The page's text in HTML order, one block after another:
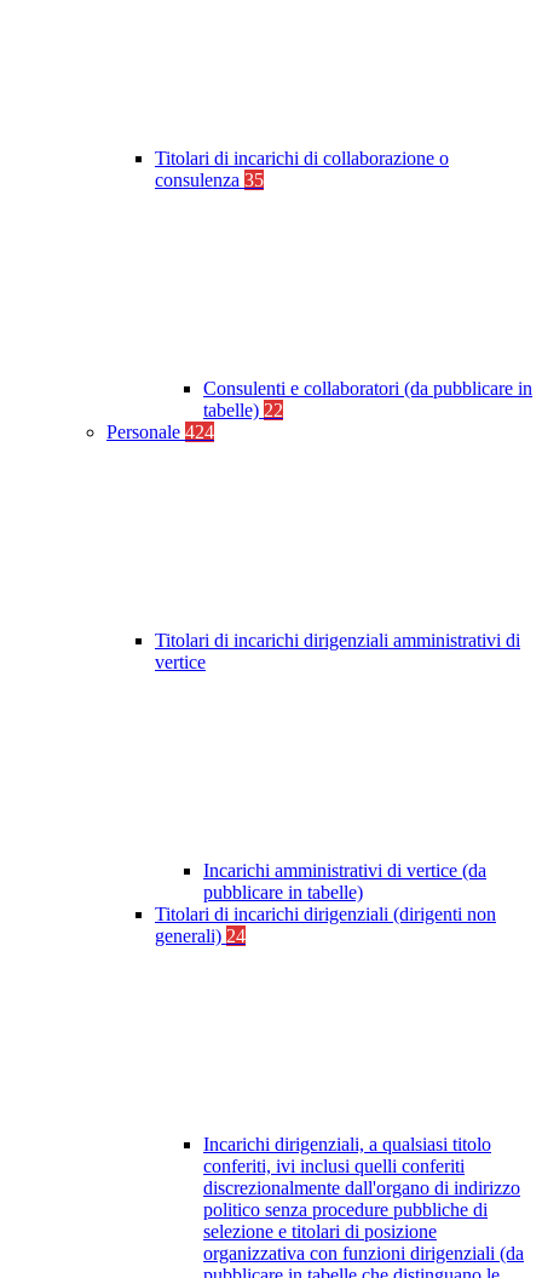
Titolari di incarichi di collaborazione o
consulenza 35
Consulenti e collaboratori (da pubblicare in
tabelle) 22
Personale 424
Titolari di incarichi dirigenziali amministrativi di
vertice
Incarichi amministrativi di vertice (da
pubblicare in tabelle)
Titolari di incarichi dirigenziali (dirigenti non
generali) 24
Incarichi dirigenziali, a qualsiasi titolo
conferiti, ivi inclusi quelli conferiti
discrezionalmente dall'organo di indirizzo
politico senza procedure pubbliche di
selezione e titolari di posizione
organizzativa con funzioni dirigenziali (da